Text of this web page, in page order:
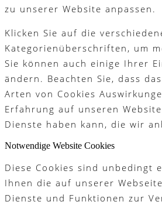
zu unserer Website anpassen.
Klicken Sie auf die
Kategorienüberschriften, um
Sie können auch einige Ihrer
ändern. Beachten Sie, dass
Arten von Cookies
Erfahrung auf unseren
Dienste haben kann, die wir
Notwendige Website Cookies
Diese Cookies sind unbedingt
Ihnen die auf unserer
Dienste und Funktionen zur